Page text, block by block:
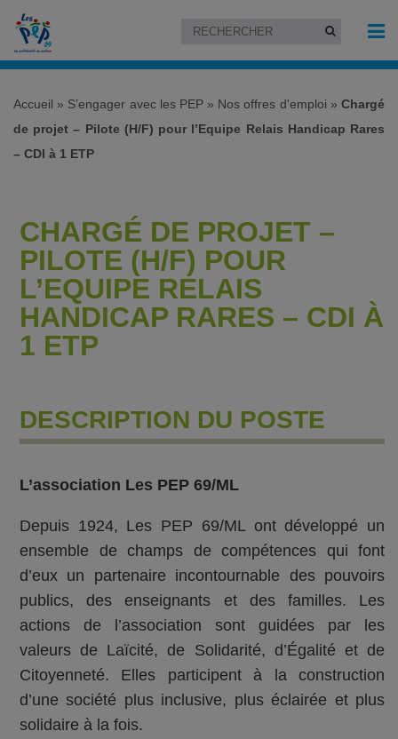
Accueil » S’engager avec les PEP» Nos offres d'emploi »Chargé
de projet – Pilote (H/F) pour l’Equipe Relais Handicap Rares
– CDI à 1 ETP
CHARGÉ DE PROJET –
PILOTE (H/F) POUR
L’EQUIPE RELAIS
HANDICAP RARES – CDI À
1 ETP
DESCRIPTION DU POSTE
L’association Les PEP 69/ML
Depuis 1924, Les PEP 69/ML ont développé un
ensemble de champs de compétences qui font
d’eux un partenaire incontournable des pouvoirs
publics, des enseignants et des familles. Les
actions de l’association sont guidées par les
valeurs de Laïcité, de Solidarité, d’Égalité et de
Citoyenneté. Elles participent à la construction
d’une société plus inclusive, plus éclairée et plus
solidaire à la fois.